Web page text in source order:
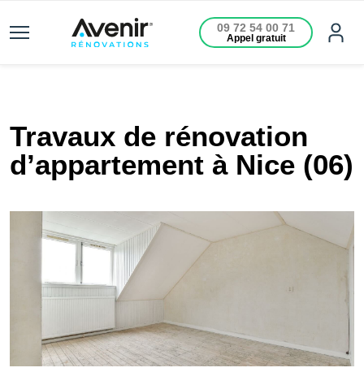
09 72 54 00 71
Appel gratuit
Travaux de rénovation
d’appartement à Nice (06)